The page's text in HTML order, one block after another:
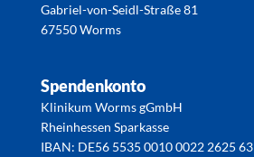
Gabriel-von-Seidl-Straße 81
67550 Worms
Spendenkonto
Klinikum Worms gGmbH
Rheinhessen Sparkasse
IBAN: DE56 5535 0010 0022 2625 63